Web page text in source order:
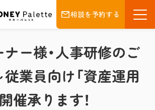
相談を予約する
ー様・人事研修のご
業員向け「資産運用
催承ります！